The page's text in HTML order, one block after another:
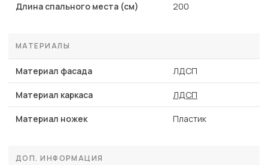
Длина спального места (см) 200
МАТЕРИАЛЫ
Материал фасада ЛДСП
Материал каркаса ЛДСП
Материал ножек Пластик
ДОП. ИНФОРМАЦИЯ